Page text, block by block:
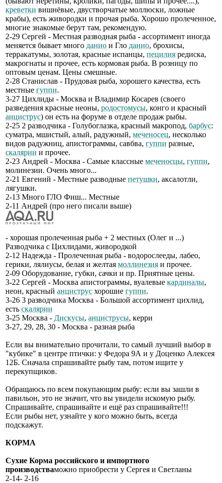
креветки вишнёвые, двустворчатые моллюски, ложные
крабы), есть живородки и прочая рыба. Хорошо пролеченное,
многие знакомые берут там, рекомендую.
2-29 Сергей - Местная разводная рыба - ассортимент иногда
меняется бывает много данио и Гло данио, брохисы,
терракатумы, золотая, красные испанцы, пецилия редиска,
макрогнаты и прочее, есть кормовая рыба. В розницу по
оптовым ценам. Цены смешные.
2-28 Станислав - Прудовая рыба, хорошего качества, есть
местные гуппи.
3-27 Цихлиды - Москва и Владимир Косарев (своего
разведения красные неоны, родостомусы, конго и красный
анциструс) он есть на форуме в отделе продаж рыбы.
2-25 2 разводчика - Голубоглазка, красный макропод, барбус:
суматра, мшистый, алый, радужный, меченосец, несколько
видов радужниц, апистограммы, савбва, гуппи разные,
скалярии и прочее.
2-23 Андрей - Москва - Самые классные меченосцы, гуппи,
молинезии. Очень много...
2-21 Евгений - Местные разводные петушки, аксалотли,
лягушки.
2-13 Много ГЛО Фиш... Местные
2-11 Андрей (про него писали выше)
- хорошая пролеченная рыба + 2 местных (Олег и ...)
Разводчика с Цихлидами, живородкой
2-12 Надежда - Пролеченная рыба - водорослееды, лабео,
герики, лялиусы, белая и желтая моллинезия и прочее.
2-09 Оборудование, губки, сачки и пр. Приятные цены.
3-22 Сергей - Москва апистограммы, вуалевые кардиналы,
неон, красный анциструс хорошие гуппи.
3-26 3 разводчика Москва - Большой ассортимент цихлид,
есть скалярии
3-25 Москва - Дискусы, анциструсы, керри
3-27, 29, 28, 30 - Москва - разная рыба
Если вы внимательно прочитали, то самый лучший выбор в
"кубике" в центре птички: у Федора 9А и у Доценко Алексея
12Б. Сначала спрашивайте рыбу там, потом ищите у
перекупщиков.
Обращаюсь по всем покупающим рыбу: если вы зашли в
павильон, это не значит, что вы увидели искомую рыбу.
Спрашивайте, спрашивайте и ещё раз спрашивайте!!!
Если рыбы нет, узнайте у кого можно быть, всегда
подскажут.
КОРМА
Сухие Корма российского и импортного
производстваможно приобрести у Сергея и Светланы
2-14- 2-16